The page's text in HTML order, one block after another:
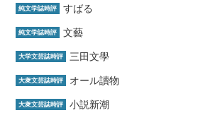
純文学誌時評 すばる
純文学誌時評 文藝
大学文芸誌時評 三田文學
大衆文芸誌時評 オール讀物
大衆文芸誌時評 小説新潮